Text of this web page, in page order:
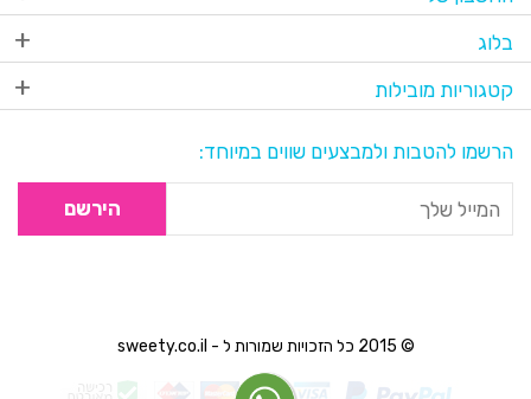
בלוג
קטגוריות מובילות
הרשמו להטבות ולמבצעים שווים במיוחד:
הירשם
© 2015 כל הזכויות שמורות ל - sweety.co.il